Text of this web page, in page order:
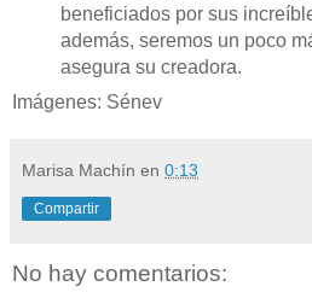
beneficiados por sus
además, seremos un poco
asegura su creadora.
Imágenes: Sénev
Marisa Machín en 0:13
Compartir
No hay comentarios: